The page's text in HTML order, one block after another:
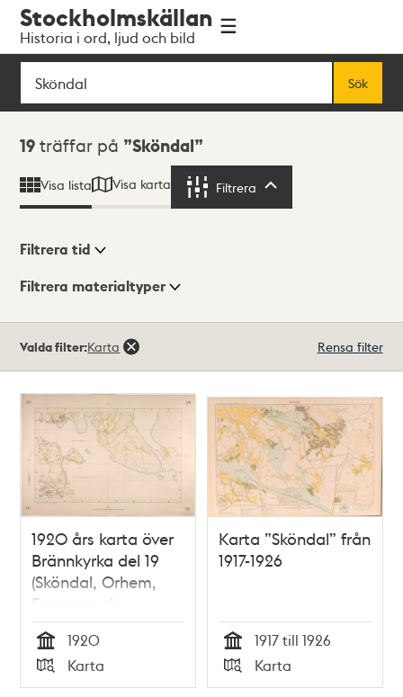
navigationen
huvudinnehållet
Stockholmskällan
Historia i ord, ljud och bild
Sök
Sök
Sökresultat
19 träffar på Sköndal
Visa lista Visa karta Filtrera
Visningsläge
Filtrera tid
Filtrera materialtyper
träffar
Valda filter:Karta Rensa filter
1920 års karta över
Brännkyrka del 19
(Sköndal, Orhem,
Forssen och
Drevviken)
Tid
1920
Typ
Karta
Karta ”Sköndal” från
1917-1926
Tid
1917 till 1926
Typ
Karta